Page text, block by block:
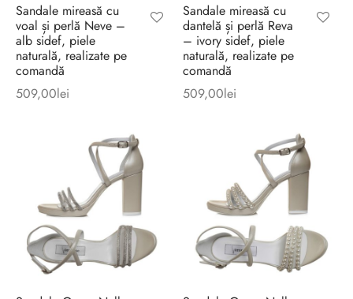
Sandale mireasă cu
voal și perlă Neve –
alb sidef, piele
naturală, realizate pe
comandă
509,00lei
Sandale mireasă cu
dantelă și perlă Reva
– ivory sidef, piele
naturală, realizate pe
comandă
509,00lei